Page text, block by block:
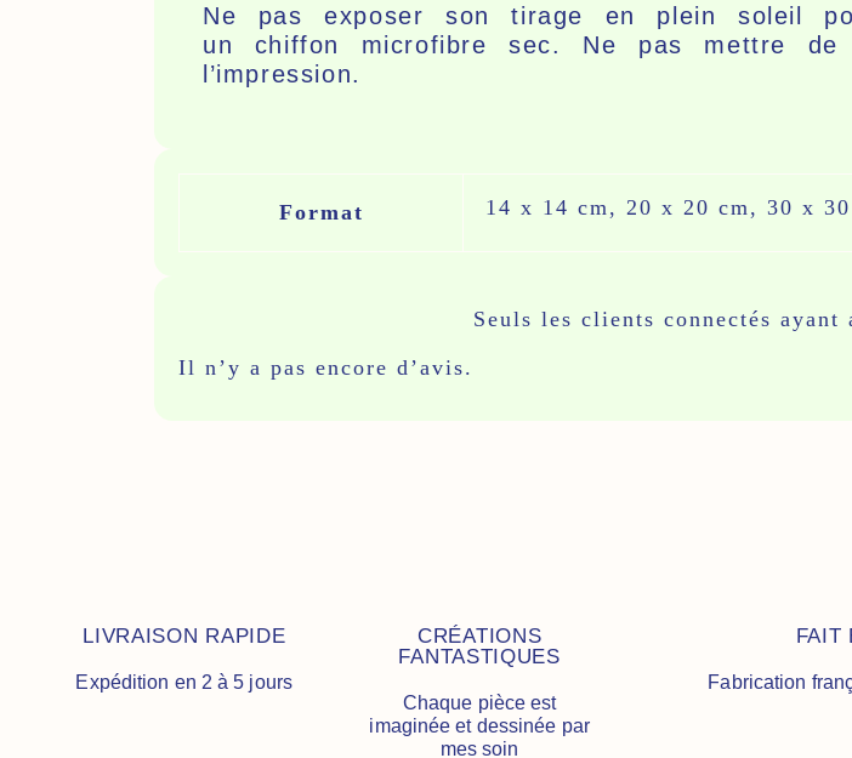
Ne pas exposer son tirage en plein soleil
un chiffon microfibre sec. Ne pas mettre de
l’impression.
Format 14 x 14 cm, 20 x 20 cm, 30 x 30
Il n’y a pas encore d’avis.
Seuls les clients connectés
LIVRAISON RAPIDE
Expédition en 2 à 5 jours
CRÉATIONS
FANTASTIQUES
Chaque pièce est
imaginée et dessinée par
mes soin
FAIT
Fabrication